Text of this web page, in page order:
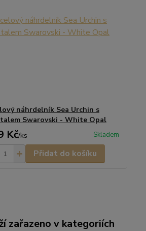
náhrdelník Sea Urchin s
Swarovski - White Opal
Kč/ks Skladem
Přidat do košíku
zařazeno v kategoriích